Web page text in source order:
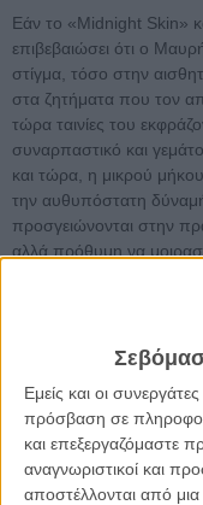
Εμείς και οι
πρόσβαση σε
και επεξεργαζόμαστε
αναγνωριστικοί και
αποστέλλονται από μια
Εάν το «Midnight Skin»
επιβεβαιώσει ότι ο
στίγμα, τόσο στην
στα ζητήματα που τον
τώρα ταινίες του
συναρπαστικό και
και τώρα, η μικρού
την αυθυπόστατη
προσγειώνονται στην
αλλά πρόθυμη να
ο Μανώλης Μαυρής
Διαβάστε ακόμη:
μεγάλου μήκους του
Μια ταινία, πολλές